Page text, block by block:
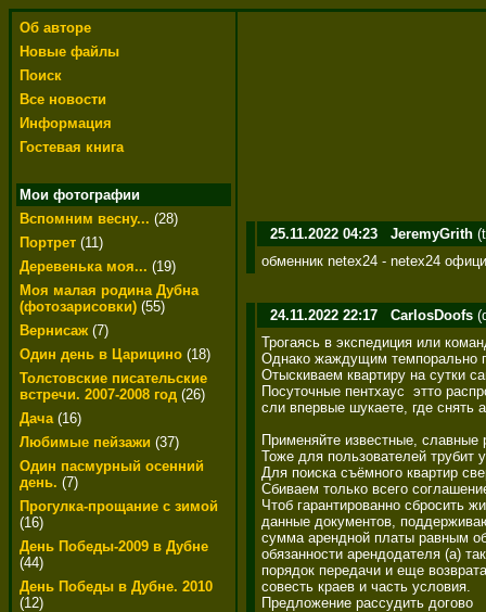
Об авторе
Новые файлы
Поиск
Все новости
Информация
Гостевая книга
Мои фотографии
Вспомним весну... (28)
Портрет (11)
Деревенька моя... (19)
Моя малая родина Дубна
(фотозарисовки) (55)
Вернисаж (7)
Один день в Царицино (18)
Толстовские писательские
встречи. 2007-2008 год (26)
Дача(16)
Любимые пейзажи (37)
Один пасмурный осенний
день. (7)
Прогулка-прощание с зимой
(16)
День Победы-2009 в Дубне
(44)
День Победы в Дубне. 2010
(12)
25.11.2022 04:23 JeremyGrith
обменник netex24 - netex24
24.11.2022 22:17 CarlosDoofs
Трогаясь в экспедиция или
Однако жаждущим темпорально
Отыскиваем квартиру на сутки
Посуточные пентхаус  этто
сли впервые шукаете, где снять
Применяйте известные,
Тоже для пользователей трубит
Для поиска съёмного квартир
Сбиваем только всего
Чтоб гарантированно сбросить
данные документов,
сумма арендной платы равным
обязанности арендодателя (а)
порядок передачи и еще
совесть краев и часть условия.
Предложение рассудить догово